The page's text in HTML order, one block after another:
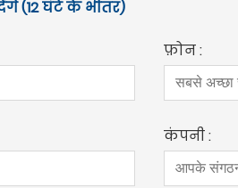
(12 घंटे के भीतर)
फ़ोन :
कंपनी :